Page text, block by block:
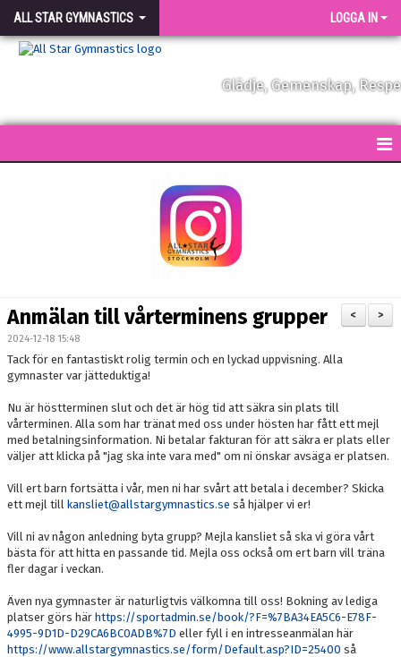
ALL STAR GYMNASTICS LOGGA IN
Glädje, Gemenskap,
VÅRA TRÄNARE
FÖRENINGSKLÄDER
DOKUMENT
BOKNING
FRITIDSKORTET
VÅRA GULDSTÖDMEDLEMMAR
>
<
Anmälan till vårterminens grupper
2024-12-18 15:48
Tack för en fantastiskt rolig termin och en lyckad uppvisning. Alla
gymnaster var jätteduktiga!
Nu är höstterminen slut och det är hög tid att säkra sin plats till
vårterminen. Alla som har tränat med oss under hösten har fått ett mejl
med betalningsinformation. Ni betalar fakturan för att säkra er plats eller
väljer att klicka på "jag ska inte vara med" om ni önskar avsäga er platsen.
Vill ert barn fortsätta i vår, men ni har svårt att betala i december? Skicka
ett mejl till kansliet@allstargymnastics.se så hjälper vi er!
Vill ni av någon anledning byta grupp? Mejla kansliet så ska vi göra vårt
bästa för att hitta en passande tid. Mejla oss också om ert barn vill träna
fler dagar i veckan.
Även nya gymnaster är naturligtvis välkomna till oss! Bokning av lediga
platser görs här https://sportadmin.se/book/?F=%7BA34EA5C6-E78F-
4995-9D1D-D29CA6BC0ADB%7D eller fyll i en intresseanmälan här
https://www.allstargymnastics.se/form/Default.asp?ID=25400 så